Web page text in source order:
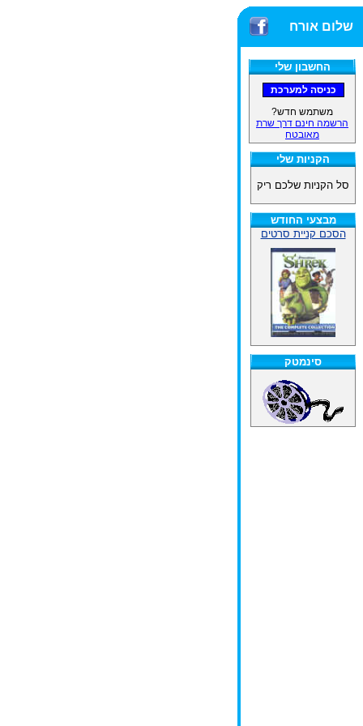
שלום אורח
החשבון שלי
משתמש חדש?
הרשמה חינם דרך שרת
מאובטח
הקניות שלי
סל הקניות שלכם ריק
מבצעי החודש
הסכם קניית סרטים
סינמטק